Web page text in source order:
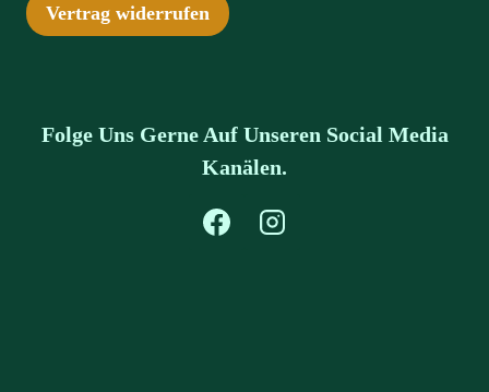
Vertrag widerrufen
Folge Uns Gerne Auf Unseren Social Media
Kanälen.